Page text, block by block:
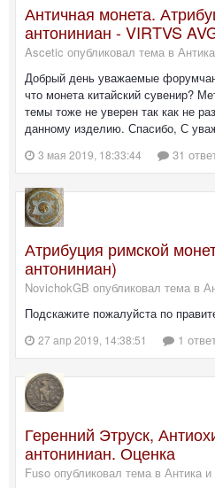
Античная монета.
антониниан - VIRTVS
Ascetic опубликовал тема в
Добрый день уважаемые
что монета китайский сувенир?
темы тоже не уверен так как не
данному изделию. Спасибо, С
3 мая 2019, 18:33:44 31
Атрибуция римской
антониниан)
NovichokGB опубликовал тема в
Подскажите пожалуйста по
27 апр 2019, 14:38:51 1
Геренний Этруск,
антониниан. Оценка
Fuso опубликовал тема в Антика и